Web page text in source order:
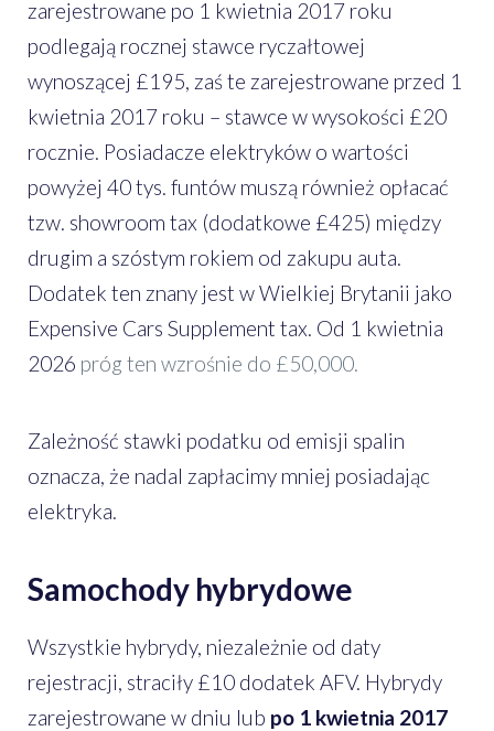
zarejestrowane po 1 kwietnia 2017 roku
podlegają rocznej stawce ryczałtowej
wynoszącej £195, zaś te zarejestrowane przed 1
kwietnia 2017 roku – stawce w wysokości £20
rocznie. Posiadacze elektryków o wartości
powyżej 40 tys. funtów muszą również opłacać
tzw. showroom tax (dodatkowe £425) między
drugim a szóstym rokiem od zakupu auta.
Dodatek ten znany jest w Wielkiej Brytanii jako
Expensive Cars Supplement tax. Od 1 kwietnia
2026 próg ten wzrośnie do £50,000.
Zależność stawki podatku od emisji spalin
oznacza, że nadal zapłacimy mniej posiadając
elektryka.
Samochody hybrydowe
Wszystkie hybrydy, niezależnie od daty
rejestracji, straciły £10 dodatek AFV. Hybrydy
zarejestrowane w dniu lub po 1 kwietnia 2017